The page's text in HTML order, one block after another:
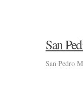
San
San Pedro